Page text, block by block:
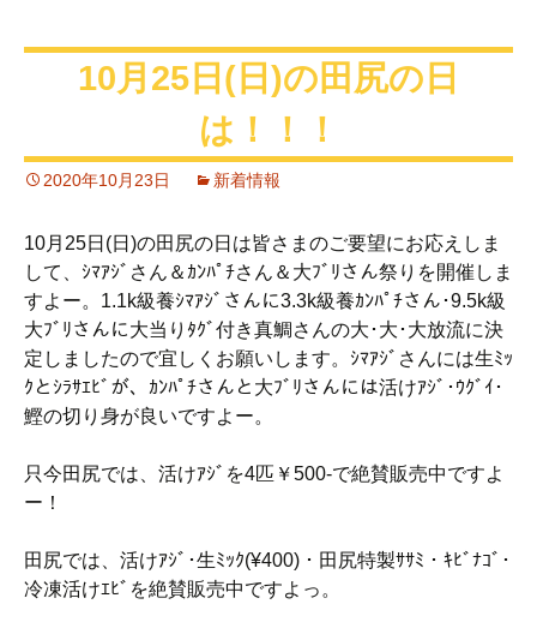
10月25日(日)の田尻の日
は！！！
2020年10月23日 新着情報
10月25日(日)の田尻の日は皆さまのご要望にお応えしま
して、ｼﾏｱｼﾞさん＆ｶﾝﾊﾟﾁさん＆大ﾌﾞﾘさん祭りを開催しま
すよー。1.1k級養ｼﾏｱｼﾞさんに3.3k級養ｶﾝﾊﾟﾁさん･9.5k級
大ﾌﾞﾘさんに大当りﾀｸﾞ付き真鯛さんの大･大･大放流に決
定しましたので宜しくお願いします。ｼﾏｱｼﾞさんには生ﾐｯ
ｸとｼﾗｻｴﾋﾞが、ｶﾝﾊﾟﾁさんと大ﾌﾞﾘさんには活けｱｼﾞ･ｳｸﾞｲ･
鰹の切り身が良いですよー。
只今田尻では、活けｱｼﾞを4匹￥500-で絶賛販売中ですよ
ー！
田尻では、活けｱｼﾞ･生ﾐｯｸ(¥400)・田尻特製ｻｻﾐ・ｷﾋﾞﾅｺﾞ･
冷凍活けｴﾋﾞを絶賛販売中ですよっ。